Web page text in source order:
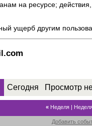
на ресурсе;
ущерб другим
Сегодня Просмотр
« Неделя |
Добавить